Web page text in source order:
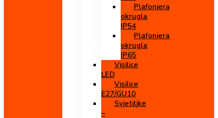
Plafonjera
okrugla
IP54
Plafonjera
okrugla
IP65
Visilice
LED
Visilice
E27/GU10
Svjetiljke
–